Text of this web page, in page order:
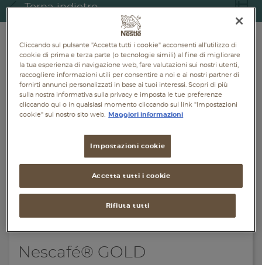
Piatti unici
Bevande
Vegetariane
Senza lattosio
Senza glutine
Torna indietro
Nescafé® GOLD
Cliccando sul pulsante "Accetta tutti i cookie" acconsenti all'utilizzo di
cookie di prima e terza parte (o tecnologie simili) al fine di migliorare
la tua esperienza di navigazione web, fare valutazioni sui nostri utenti,
raccogliere informazioni utili per consentire a noi e ai nostri partner di
fornirti annunci personalizzati in base ai tuoi interessi. Scopri di più
sulla nostra informativa sulla privacy e imposta le tue preferenze
cliccando qui o in qualsiasi momento cliccando sul link "Impostazioni
cookie" sul nostro sito web.
Maggiori informazioni
Impostazioni cookie
Rifiuta tutti
Accetta tutti i cookie